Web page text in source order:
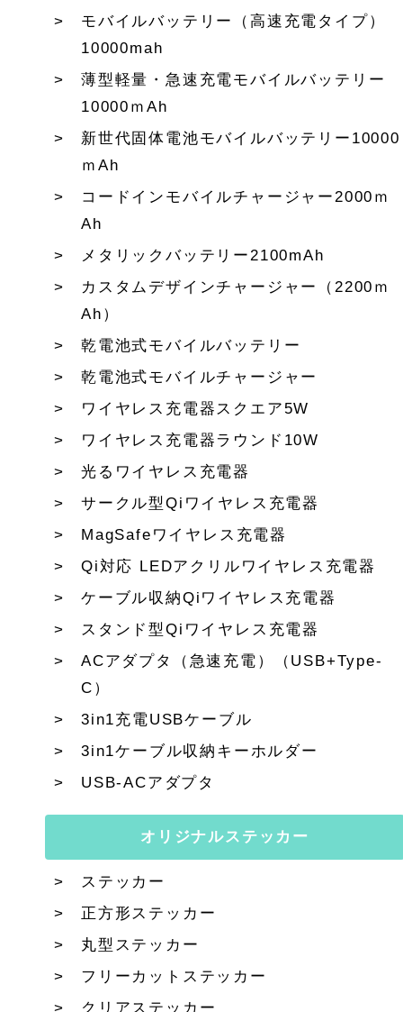
モバイルバッテリー（高速充電タイプ）
10000mah
薄型軽量・急速充電モバイルバッテリー
10000ｍAh
新世代固体電池モバイルバッテリー10000
ｍAh
コードインモバイルチャージャー2000ｍ
Ah
メタリックバッテリー2100mAh
カスタムデザインチャージャー（2200ｍ
Ah）
乾電池式モバイルバッテリー
乾電池式モバイルチャージャー
ワイヤレス充電器スクエア5W
ワイヤレス充電器ラウンド10W
光るワイヤレス充電器
サークル型Qiワイヤレス充電器
MagSafeワイヤレス充電器
Qi対応 LEDアクリルワイヤレス充電器
ケーブル収納Qiワイヤレス充電器
スタンド型Qiワイヤレス充電器
ACアダプタ（急速充電）（USB+Type-
C）
3in1充電USBケーブル
3in1ケーブル収納キーホルダー
USB-ACアダプタ
オリジナルステッカー
ステッカー
正方形ステッカー
丸型ステッカー
フリーカットステッカー
クリアステッカー